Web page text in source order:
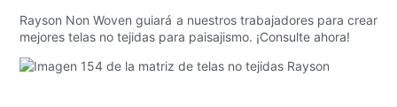
Rayson Non Woven guiará a nuestros trabajadores para crear
mejores telas no tejidas para paisajismo. ¡Consulte ahora!